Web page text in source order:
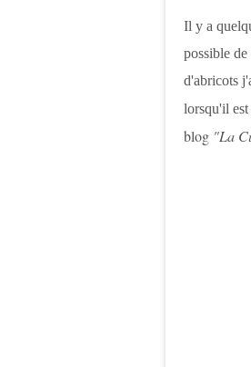
Il y a
possible
d'abricots
lorsqu'il
blog "La